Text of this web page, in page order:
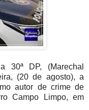
DP, (Marechal
(20 de agosto), a
autor de crime de
Campo Limpo, em